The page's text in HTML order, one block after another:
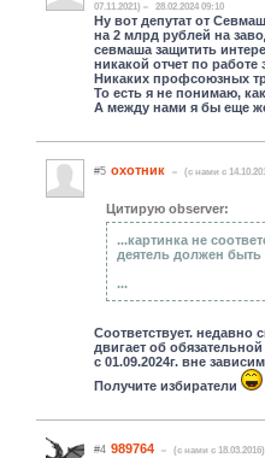
07.11.2021)
28.02.2024 09:10
Ну вот депутат от
на 2 млрд рублей на
севмаша защитить
никакой отчет по работе
Никаких профсоюзных
То есть я не понимаю,
А между нами я бы еще
#5 охотник (c нами с
Цитирую observer:
...картинка не
деятель должен
...
Соответствует. недавно
двигает об
с 01.09.2024г. вне
Получите избиратели
#4 989764 (c нами с 18.03.2016)